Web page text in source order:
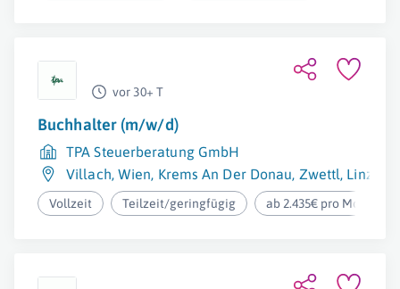
vor 30+ T
Buchhalter (m/w/d)
TPA Steuerberatung GmbH
Villach, Wien, Krems An Der Donau, Zwettl, Linz
Vollzeit Teilzeit/geringfügig ab 2.435€ pro Monat